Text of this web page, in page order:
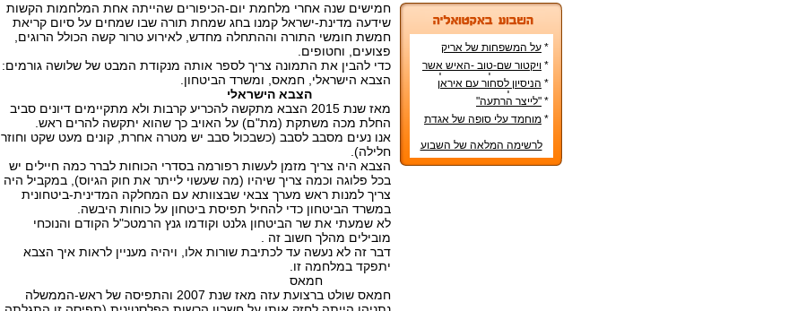
* על המשפחות של אריק
איינשטיין ואורי זוהר
* ויקטור שם-טוב -האיש אשר
עיצב את מפלגת השמאל
מפ"ם
* הניסיון לסחור עם איראן
בדרכים לא-כשרות
* "לייצר הרתעה"
* מוחמד עלי סופה של אגדת
לרשימה המלאה של השבוע
חמישים שנה אחרי מלחמת יום-הכיפורים שהייתה אחת המלחמות הקשות
שידעה מדינת-ישראל קמנו בחג שמחת תורה שבו שמחים על סיום קריאת
חמשת חומשי התורה וההתחלה מחדש, לאירוע טרור קשה הכולל הרוגים,
פצועים, וחטופים.
כדי להבין את התמונה צריך לספר אותה מנקודת המבט של שלושה גורמים:
הצבא הישראלי, חמאס, ומשרד הביטחון.
הצבא הישראלי
מאז שנת 2015 הצבא מתקשה להכריע קרבות ולא מתקיימים דיונים סביב
החלת מכה משתקת (מת"ם) על האויב כך שהוא יתקשה להרים ראש.
אנו נעים מסבב לסבב (כשבכול סבב יש מטרה אחרת, קונים מעט שקט וחוזר
חלילה).
הצבא היה צריך מזמן לעשות רפורמה בסדרי הכוחות לברר כמה חיילים יש
בכל פלוגה וכמה צריך שיהיו (מה שעשוי לייתר את חוק הגיוס), במקביל היה
צריך למנות ראש מערך צבאי שבצוותא עם המחלקה המדינית-ביטחונית
במשרד הביטחון כדי להחיל תפיסת ביטחון על כוחות היבשה.
לא שמעתי את שר הביטחון גלנט וקודמו גנץ הרמטכ"ל הקודם והנוכחי
מובילים מהלך חשוב זה .
דבר זה לא נעשה עד לכתיבת שורות אלו, ויהיה מעניין לראות איך הצבא
יתפקד במלחמה זו.
חמאס
חמאס שולט ברצועת עזה מאז שנת 2007 והתפיסה של ראש-הממשלה